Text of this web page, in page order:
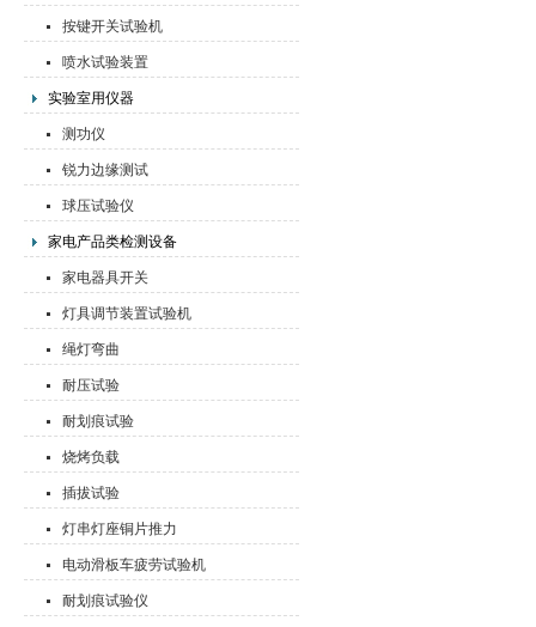
按键开关试验机
喷水试验装置
实验室用仪器
测功仪
锐力边缘测试
球压试验仪
家电产品类检测设备
家电器具开关
灯具调节装置试验机
绳灯弯曲
耐压试验
耐划痕试验
烧烤负载
插拔试验
灯串灯座铜片推力
电动滑板车疲劳试验机
耐划痕试验仪